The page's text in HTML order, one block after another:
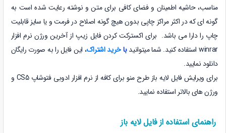
مناسب، حاشیه اطمینان و فضای کافی برای متن و نوشته رعایت شده است به
گونه ای که در اکثر مراکز چاپی بدون هیچ گونه اصلاح در فرمت و یا سایز قابلیت
چاپ را دارا می باشد. برای اکسترکت کردن فایل زیپ از آخرین ورژن نرم افزار
winrar استفاده کنید. شما میتوانید
باخرید اشتراک، این فایل را به صورت رایگان
دانلود نمایید.
برای ویرایش فایل لایه باز طرح منو برای کافه از نرم افزار ادوبی فتوشاپ CS5 و
ورژن های بالاتر استفاده نمایید.
راهنمای استفاده از فایل لایه باز